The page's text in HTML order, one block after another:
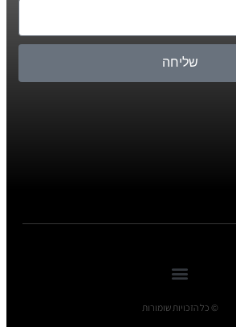
שליחה
© כל הזכויות שומורות